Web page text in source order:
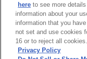
here to see more
information about your
information that you
not set and use cookies
16 or to reject all
Privacy Policy